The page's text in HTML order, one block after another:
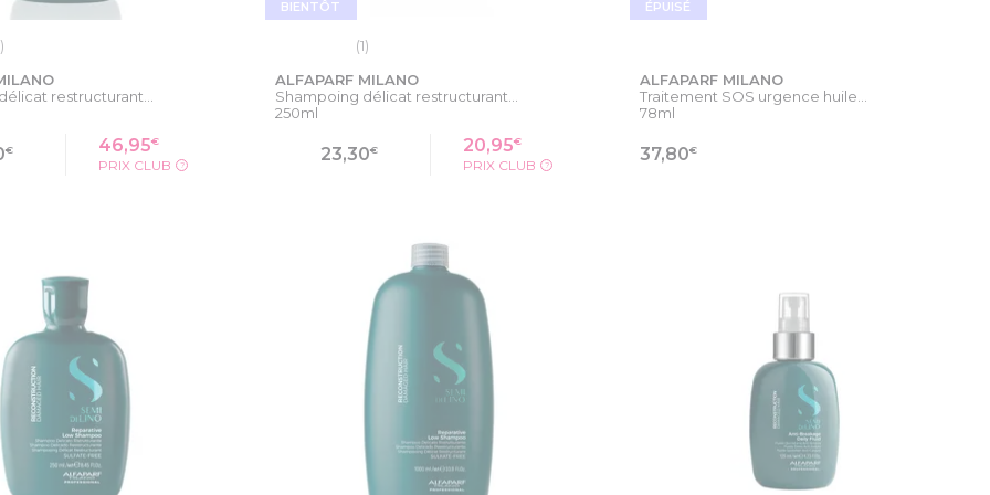
restructurant...
€ 46,95€
PRIX CLUB ?
BIENTÔT
(1)
ALFAPARF MILANO
Shampoing délicat restructurant...
250ml
23,30€ 20,95€
PRIX CLUB ?
ÉPUISÉ
ALFAPARF MILANO
Traitement SOS urgence huile...
78ml
37,80€